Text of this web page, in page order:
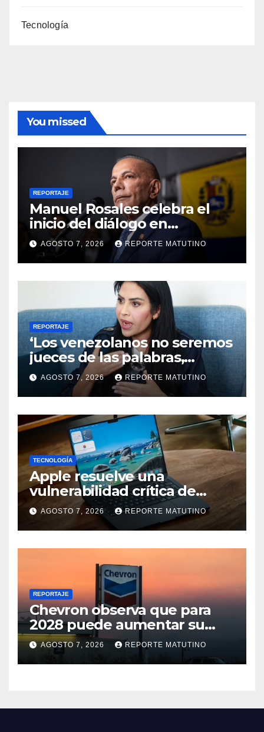
Tecnología
You missed
REPORTAJE
Manuel Rosales celebra el
inicio del diálogo en
Venezuela y destaca el
respaldo de EEUU
AGOSTO 7, 2026 REPORTE MATUTINO
REPORTAJE
‘Los venezolanos no seremos
jueces de las palabras,
seremos testigos de los
resultados’
AGOSTO 7, 2026 REPORTE MATUTINO
TECNOLOGÍA
Apple resuelve una
vulnerabilidad crítica de
macOS: actualiza tu Mac
ahora
AGOSTO 7, 2026 REPORTE MATUTINO
REPORTAJE
Chevron observa que para
2028 puede aumentar su
producción en Venezuela y
extraer alrededor de 420.000
barriles diarios
AGOSTO 7, 2026 REPORTE MATUTINO